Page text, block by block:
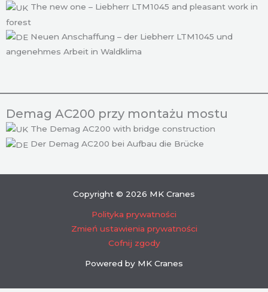
The new one – Liebherr LTM1045 and pleasant work in
forest
Neuen Anschaffung – der Liebherr LTM1045 und
angenehmes Arbeit in Waldklima
Demag AC200 przy montażu mostu
The Demag AC200 with bridge construction
Der Demag AC200 bei Aufbau die Brücke
Copyright © 2026 MK Cranes
Polityka prywatności
Zmień ustawienia prywatności
Cofnij zgody
Powered by MK Cranes